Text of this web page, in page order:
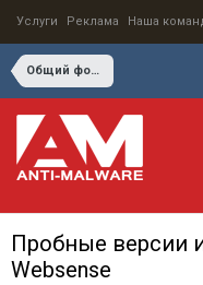
Услуги Реклама Наша
Общий форум по информационной безопасности
Пробные версии
Websense